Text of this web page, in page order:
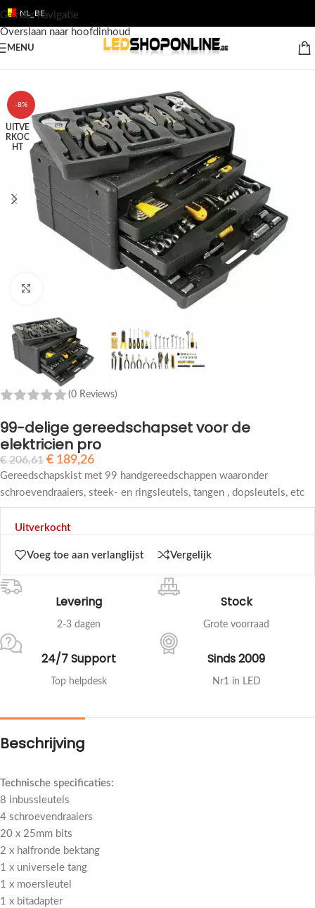
Ga naar navigatie
Overslaan naar hoofdinhoud
NL_BE
MENU
Home/ Producten/GEREEDSCHAP/Klein gereedschap
-8%
UITVE
RKOC
HT
(0 Reviews)
99-delige gereedschapset voor de
elektricien pro
€206,61 € 189,26
Gereedschapskist met 99 handgereedschappen waaronder
schroevendraaiers, steek- en ringsleutels, tangen , dopsleutels, etc
Uitverkocht
Voeg toe aan verlanglijst Vergelijk
Levering
2-3 dagen
Stock
Grote voorraad
24/7 Support
Top helpdesk
Sinds 2009
Nr1 in LED
Beschrijving
Technische specificaties:
8 inbussleutels
4 schroevendraaiers
20 x 25mm bits
2 x halfronde bektang
1 x universele tang
1 x moersleutel
1 x bitadapter